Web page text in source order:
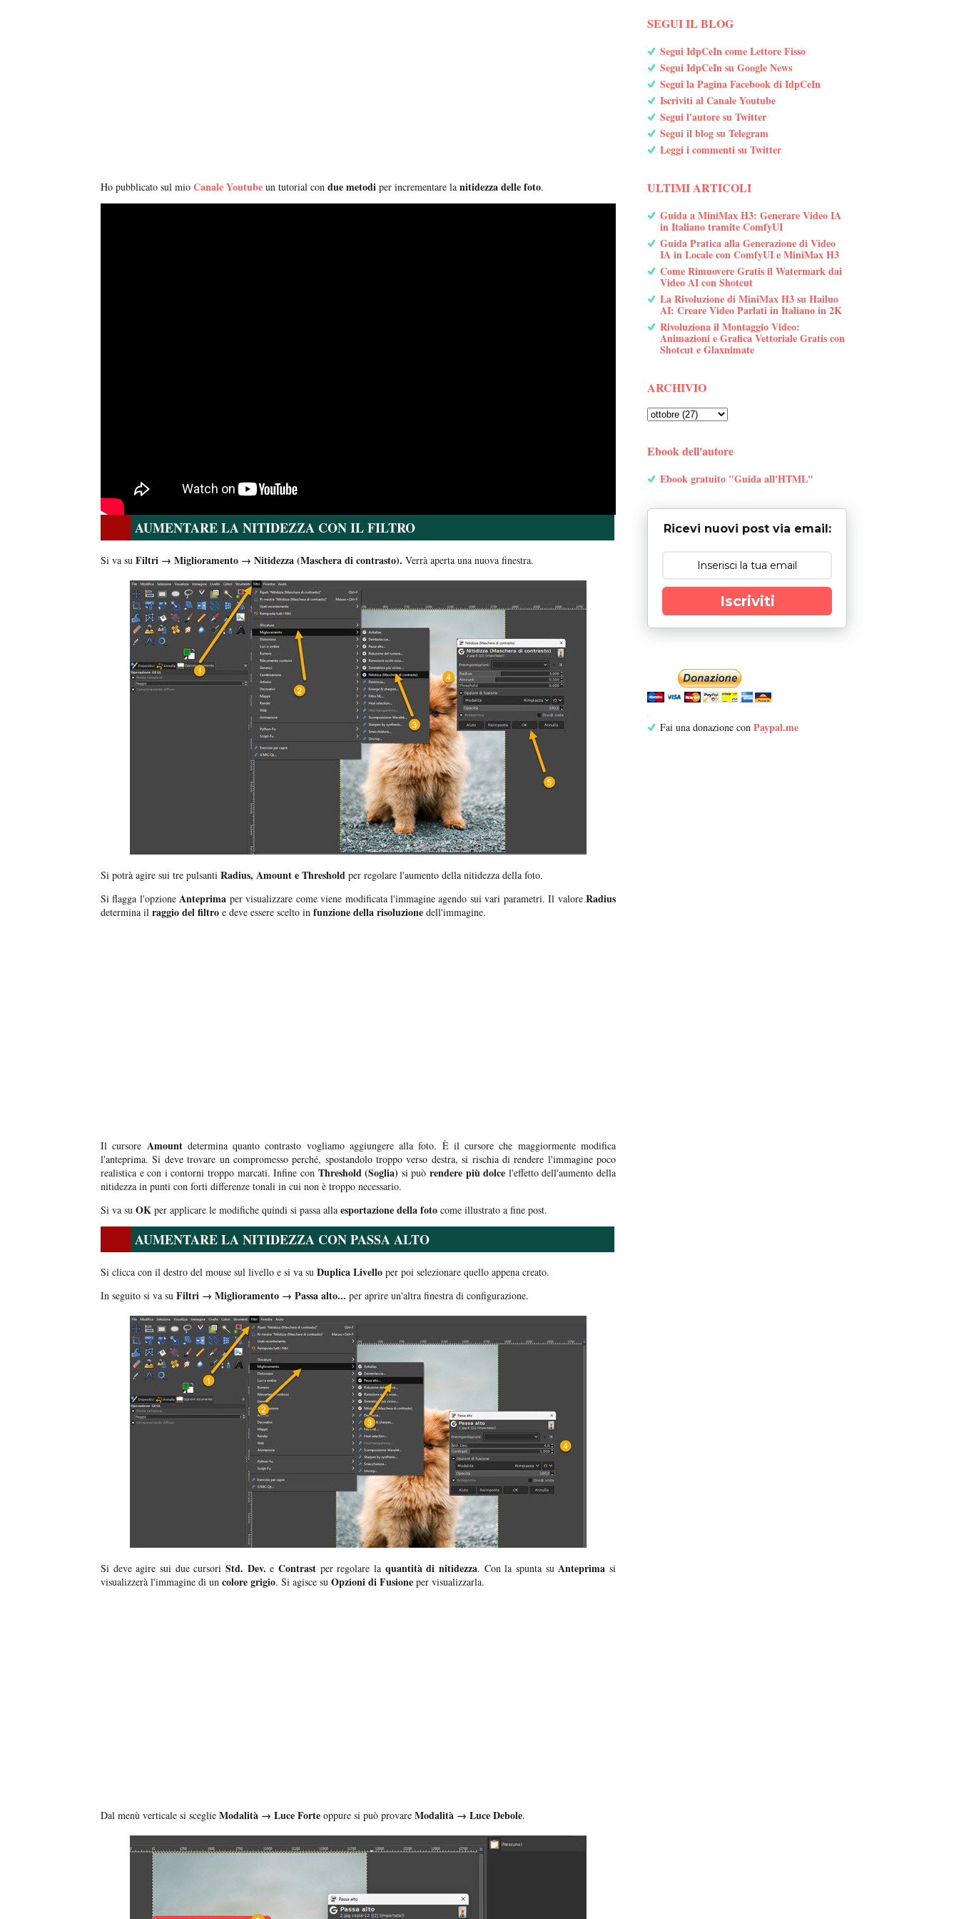
Ho pubblicato sul mio Canale Youtube un tutorial con due metodi per incrementare la nitidezza delle foto.
AUMENTARE LA NITIDEZZA CON IL FILTRO
Si va su Filtri → Miglioramento → Nitidezza (Maschera di contrasto). Verrà aperta una nuova finestra.
Si potrà agire sui tre pulsanti Radius, Amount e Threshold per regolare l'aumento della nitidezza della foto.
Si flagga l'opzioneAnteprima per visualizzare come viene modificata l'immagine agendo sui vari parametri. Il valoreRadius
determina il raggiodel filtro e deve essere scelto in funzione della risoluzione dell'immagine.
Il cursore Amountdetermina quanto contrasto vogliamo aggiungere alla foto. È il cursore che maggiormente modifica
l'anteprima. Si deve trovare un compromesso perché, spostandolo troppo verso destra, si rischia di rendere l'immagine poco
realistica e con i contorni troppo marcati. Infine con Threshold (Soglia) si può rendere più dolce l'effetto dell'aumento della
nitidezza in punti con forti differenze tonali in cui non è troppo necessario.
Si va su OK per applicare le modifiche quindi si passa alla esportazione della foto come illustrato a fine post.
AUMENTARE LA NITIDEZZA CON PASSA ALTO
Si clicca con il destro del mouse sul livello e si va su Duplica Livello per poi selezionare quello appena creato.
In seguito si va su Filtri → Miglioramento → Passa alto... per aprire un'altra finestra di configurazione.
Si deve agire sui due cursori Std. Dev. eContrast per regolare la quantità di nitidezza. Con la spunta suAnteprima si
visualizzerà l'immagine di un colore grigio. Si agisce su Opzioni di Fusione per visualizzarla.
Dal menù verticale si sceglie Modalità → Luce Forte oppure si può provare Modalità → Luce Debole.
SEGUI IL BLOG
Segui IdpCeIn come Lettore Fisso
Segui IdpCeIn su Google News
Segui la Pagina Facebook di IdpCeIn
Iscriviti al Canale Youtube
Segui l'autore su Twitter
Segui il blog su Telegram
Leggi i commenti su Twitter
ULTIMI ARTICOLI
Guida a MiniMax H3: Generare Video IA
in Italiano tramite ComfyUI
Guida Pratica alla Generazione di Video
IA in Locale con ComfyUI e MiniMax H3
Come Rimuovere Gratis il Watermark dai
Video AI con Shotcut
La Rivoluzione di MiniMax H3 su Hailuo
AI: Creare Video Parlati in Italiano in 2K
Rivoluziona il Montaggio Video:
Animazioni e Grafica Vettoriale Gratis con
Shotcut e Glaxnimate
ARCHIVIO
Ebook dell'autore
Ebook gratuito "Guida all'HTML"
Ricevi nuovi post via email:
Iscriviti
Fai una donazione con Paypal.me